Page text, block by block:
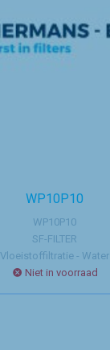
WP10P10
WP10P10
SF-FILTER
Vloeistoffiltratie - Water
Niet in voorraad